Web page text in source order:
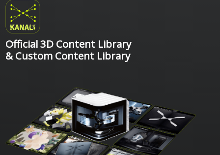
Official 3D Content Library
& Custom Content Library